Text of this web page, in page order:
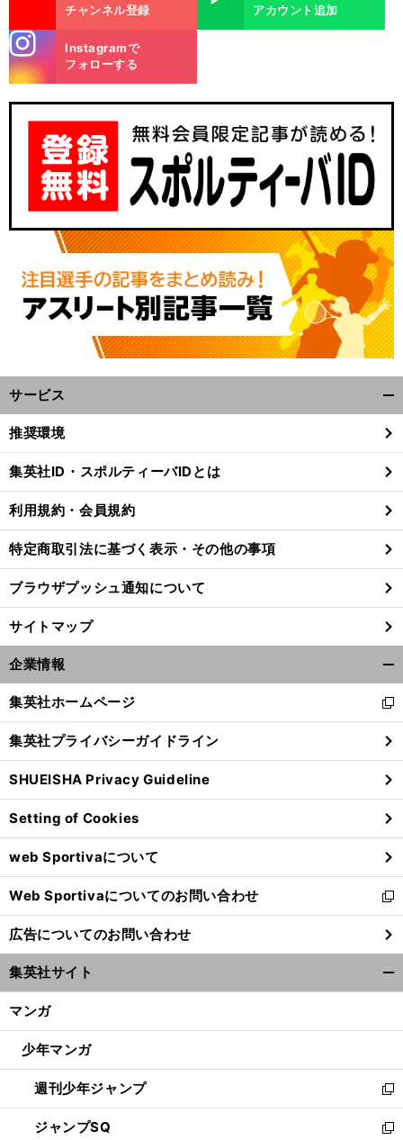
前
へ
チャンネル登録
アカウント追加
m
Instagramで
フォローする
サービス
閉
る
推奨環境
集英社ID・スポルティーバIDとは
利用規約・会員規約
特定商取引法に基づく表示・その他の事項
ブラウザプッシュ通知について
サイトマップ
企業情報
閉
る
集英社ホームページ
新
し
い
ウ
ィ
ン
ド
ウ
で
開
く
集英社プライバシーガイドライン
SHUEISHA Privacy Guideline
Setting of Cookies
web Sportivaについて
Web Sportivaについてのお問い合わせ
新
し
い
ウ
ィ
ン
ウ
開
く
広告についてのお問い合わせ
集英社サイト
マンガ
少年マンガ
週刊少年ジャンプ
新
し
い
ジャンプSQ
新